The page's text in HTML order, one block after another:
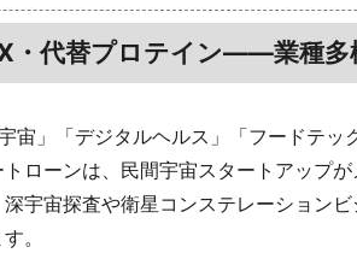
・代替プロテイン――業種多
宙」「デジタルヘルス」「フードテ
ローンは、民間宇宙スタートアップ
宇宙探査や衛星コンステレーション
。